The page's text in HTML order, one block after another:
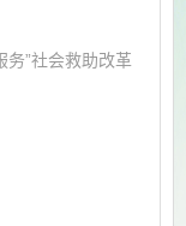
务”社会救助改革